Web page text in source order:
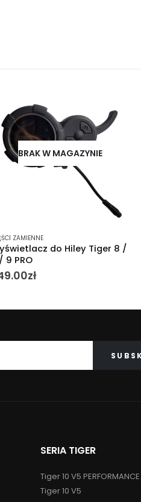
BRAK W MAGAZYNIE
ZAMIENNE
48V do Hiley Tiger 8
zł
SERIA TIGER
Tiger 10 V5 PERFORMANCE
Tiger 10 V5